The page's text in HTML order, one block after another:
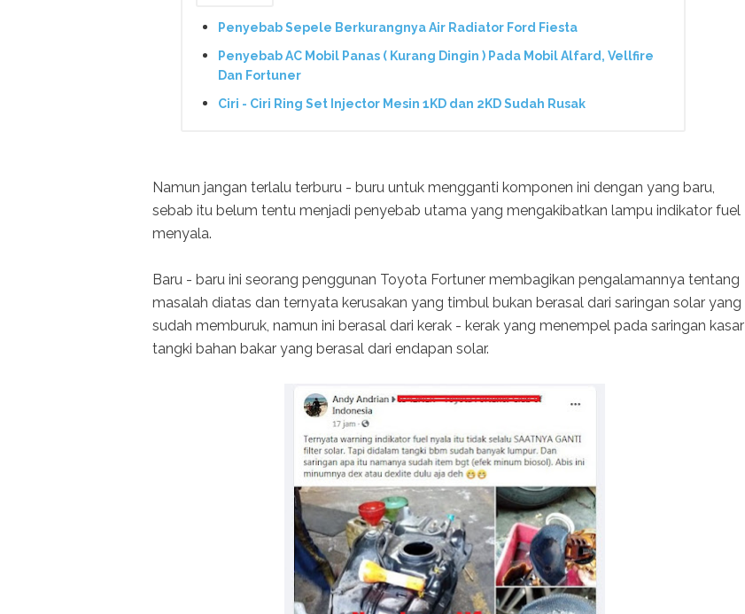
Penyebab Sepele Berkurangnya Air Radiator Ford Fiesta
Penyebab AC Mobil Panas ( Kurang Dingin ) Pada Mobil Alfard, Vellfire
Dan Fortuner
Ciri - Ciri Ring Set Injector Mesin 1KD dan 2KD Sudah Rusak
Namun jangan terlalu terburu - buru untuk mengganti komponen ini dengan yang baru,
sebab itu belum tentu menjadi penyebab utama yang mengakibatkan lampu indikator fuel
menyala.
Baru - baru ini seorang penggunan Toyota Fortuner membagikan pengalamannya tentang
masalah diatas dan ternyata kerusakan yang timbul bukan berasal dari saringan solar yang
sudah memburuk, namun ini berasal dari kerak - kerak yang menempel pada saringan kasar
tangki bahan bakar yang berasal dari endapan solar.